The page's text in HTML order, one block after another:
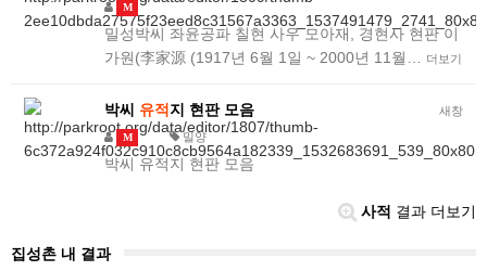
M
밀성박씨 좌윤공파 칠현 사우 모아재, 경현사 현판 이
가원(李家源 (1917년 6월 1일 ~ 2000년 11월…
더보기
새창
박씨 유적 지 현판 모음
M 밀양
박씨 유적지 현판 모음
사적 결과 더보기
집성촌 내 결과